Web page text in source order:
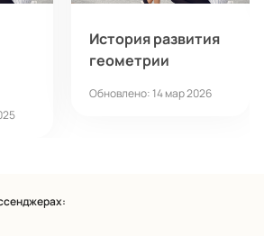
История развития
геометрии
Обновлено: 14 мар 2026